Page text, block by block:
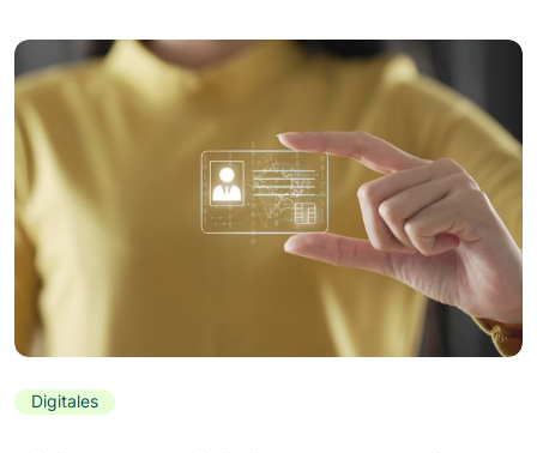
Digitales